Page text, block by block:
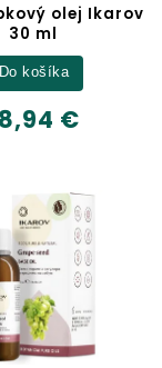
olej Ikarov
30 ml
€
Do košíka